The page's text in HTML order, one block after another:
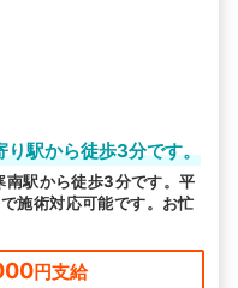
り駅から徒歩3分です。
南駅から徒歩3分です。平
施術対応可能です。お忙
円支給